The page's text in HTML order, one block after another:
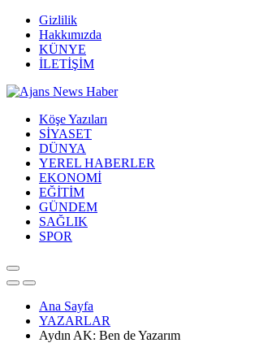
Gizlilik
Hakkımızda
KÜNYE
İLETİŞİM
Köşe Yazıları
SİYASET
DÜNYA
YEREL HABERLER
EKONOMİ
EĞİTİM
GÜNDEM
SAĞLIK
SPOR
Ana Sayfa
YAZARLAR
Aydın AK: Ben de Yazarım